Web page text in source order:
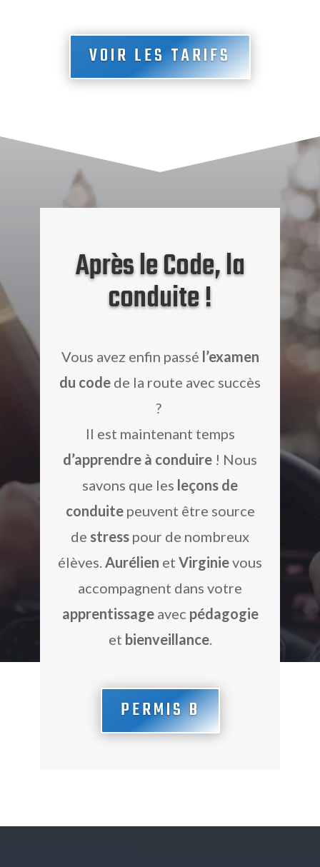
VOIR LES TARIFS
Après le Code, la
conduite !
Vous avez enfin passé l’examen
du code de la route avec succès
?
Il est maintenant temps
d’apprendre à conduire ! Nous
savons que les leçons de
conduitepeuvent être source
de stress pour de nombreux
élèves.Aurélien et Virginievous
accompagnent dans votre
apprentissageavec pédagogie
et bienveillance.
PERMIS B